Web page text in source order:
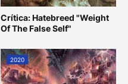
Crítica: Hatebreed "Weight
Of The False Self"
2020